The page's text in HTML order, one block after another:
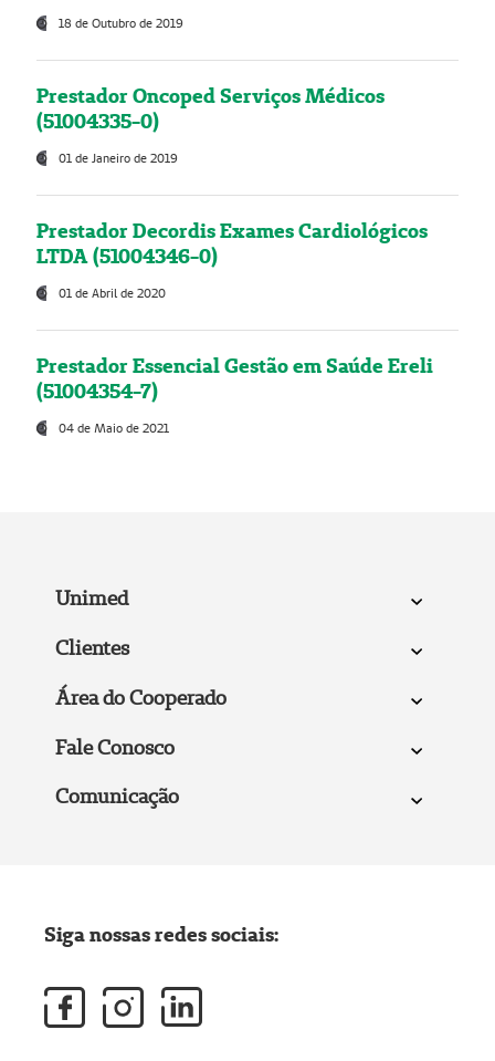
18 de Outubro de 2019
Prestador Oncoped Serviços Médicos
(51004335-0)
01 de Janeiro de 2019
Prestador Decordis Exames Cardiológicos
LTDA (51004346-0)
01 de Abril de 2020
Prestador Essencial Gestão em Saúde Ereli
(51004354-7)
04 de Maio de 2021
Unimed
Clientes
Área do Cooperado
Fale Conosco
Comunicação
Siga nossas redes sociais: